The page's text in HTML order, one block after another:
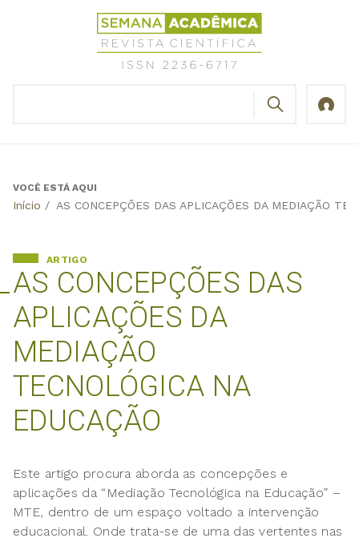
Revista
Científica
Semana
Back
VOCÊ ESTÁ AQUI
Início / AS CONCEPÇÕES DAS APLICAÇÕES DA MEDIAÇÃO
AS CONCEPÇÕES DAS
APLICAÇÕES DA
MEDIAÇÃO
TECNOLÓGICA NA
EDUCAÇÃO
ARTIGO
Este artigo procura aborda as concepções e
aplicações da “Mediação Tecnológica na Educação” –
MTE, dentro de um espaço voltado a intervenção
educacional. Onde trata-se de uma das vertentes nas